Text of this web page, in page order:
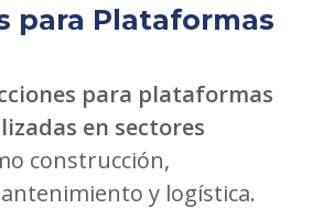
para Plataformas
para plataformas
en sectores
construcción,
y logística.